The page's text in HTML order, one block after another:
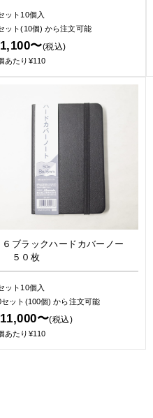
ット10個入
ット(10個)から注文可能
〜(税込)
あたり¥110
６ブラックハードカバーノー
５０枚
ット10個入
セット(100個)から注文可能
〜(税込)
あたり¥110